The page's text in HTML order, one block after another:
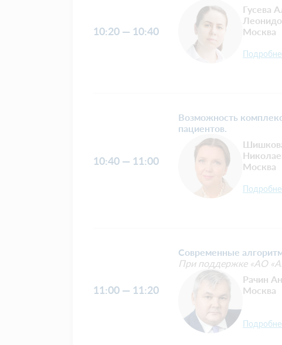
10:20 — 10:40
Гусева
Москва
10:40 — 11:00
Возможность
пациентов.
Москва
11:00 — 11:20
Современные
При поддержке «АО
Рачин
Москва